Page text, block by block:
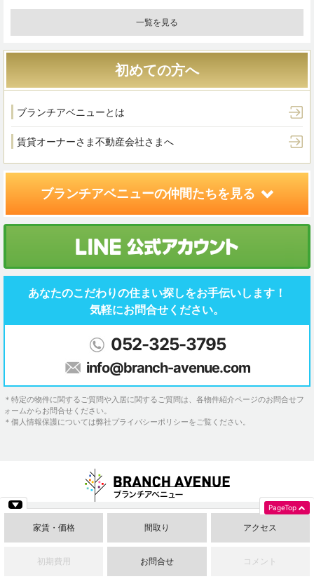
一覧を見る
初めての方へ
ブランチアベニューとは
賃貸オーナーさま不動産会社さまへ
ブランチアベニューの仲間たちを見る
あなたのこだわりの住まい探しをお手伝いします！
気軽にお問合せください。
052-325-3795
info@branch-avenue.com
家賃・価格 間取り アクセス
初期費用 お問合せ コメント
PageTop
＊特定の物件に関するご質問や入居に関するご質問は、各物件紹介ページのお問合せフ
ォームからお問合せください。
＊個人情報保護については弊社プライバシーポリシーをご覧ください。
ブランチアベニュートップへ お問い合わせ
ブランチアベニューとは
賃貸オーナーさま不動産会社さまへ
プライバシーポリシー